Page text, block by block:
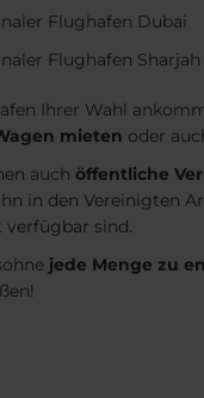
Flughafen Dubai
Flughafen Sharjah
Ihrer Wahl
mieten oder
auch öffentliche
in den Vereinigten
verfügbar sind.
jede Menge zu